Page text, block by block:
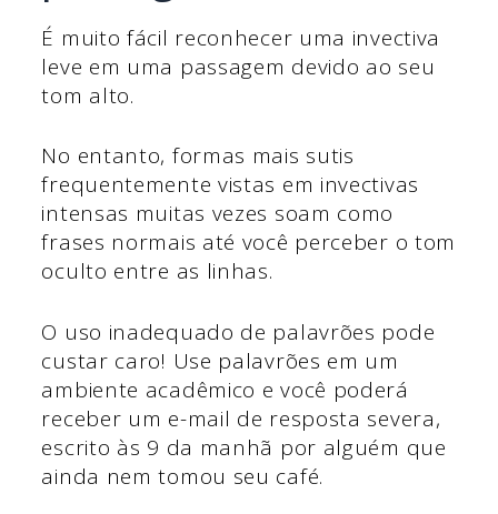
É muito fácil reconhecer uma invectiva
leve em uma passagem devido ao seu
tom alto.
No entanto, formas mais sutis
frequentemente vistas em invectivas
intensas muitas vezes soam como
frases normais até você perceber o tom
oculto entre as linhas.
O uso inadequado de palavrões pode
custar caro! Use palavrões em um
ambiente acadêmico e você poderá
receber um e-mail de resposta severa,
escrito às 9 da manhã por alguém que
ainda nem tomou seu café.